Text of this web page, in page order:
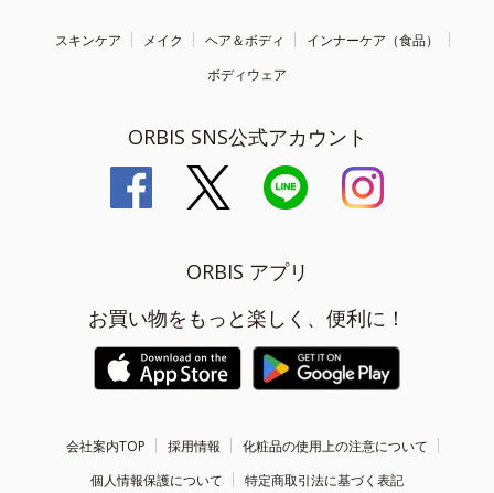
スキンケア メイク ヘア＆ボディ
インナーケア（食品）
ボディウェア
ORBIS SNS公式アカウント
ORBIS アプリ
お買い物をもっと楽しく、便利に！
会社案内TOP 採用情報
化粧品の使用上の注意について
個人情報保護について
特定商取引法に基づく表記